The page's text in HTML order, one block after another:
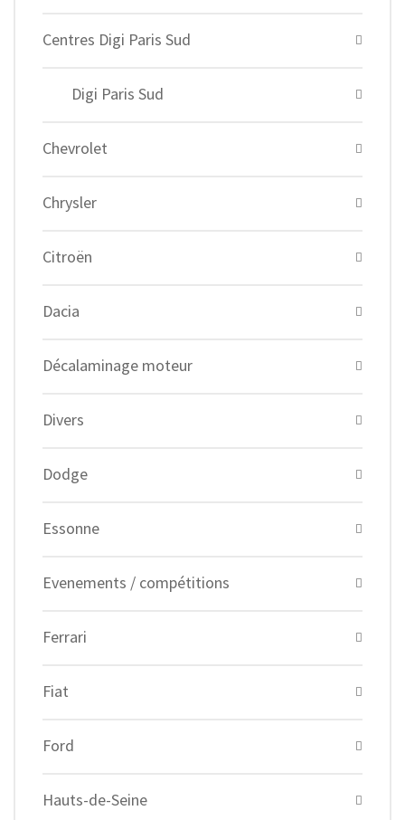
Centres Digi Paris Sud
Digi Paris Sud
Chevrolet
Chrysler
Citroën
Dacia
Décalaminage moteur
Divers
Dodge
Essonne
Evenements / compétitions
Ferrari
Fiat
Ford
Hauts-de-Seine